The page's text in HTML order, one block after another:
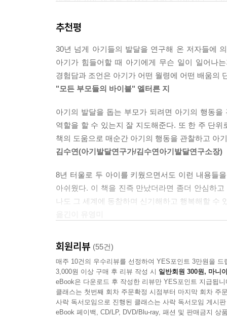
갈등이 생길 수도 있다. 돌에서 두 돌 사이에 많은
추천평
30년 넘게 아기들의 발달을 연구해 온 저자들에
아기가 힘들어할 때 아기에게 무슨 일이 일어나
경험담과 조언은 아기가 어떤 월령에 어떤 배움의
"모든 부모들의 바이블" 엘터른 지
아기의 발달을 돕는 부모가 되려면 아기의 행동
역할을 할 수 있는지 잘 지도해준다. 또 한 주 단
책의 도움으로 매순간 아기의 행동을 관찰하고 아
김수연(아기발달연구가/김수연아기발달연구소장)
8년 터울로 두 아이를 키웠으면서도 이런 내용들
아쉬웠다. 이 책을 진즉 만났더라면 좀더 안심하
나도 그 세계에 동참하며 신기해하고 행복해할 수
조언들은 아기를 이해하고 도와줄 수 있게 한
능력들을 습득하는 데 아기마다 차이가 있다는 점
*이 책의 중심 주제는 모든 아기가 생후 20개월
힘들어하는 것으로 예고된다. 한 가지 발달 단
구성되어 있는 이 책은 매 단계 첫 부분에 아기가
회원리뷰 (55건)
매주 10건의 우수리뷰를 선정하여 YES포인트 3만원을 드
3,000원 이상 구매 후 리뷰 작성 시 일반회원 300원, 마니
eBook은 다운로드 후 작성한 리뷰만 YES포인트 지급됩니
클래스는 첫번째 회차 주문확정 시점부터 마지막 회차 주
사락 독서모임으로 진행된 클래스는 사락 독서모임 게시
eBook 페이백, CD/LP, DVD/Blu-ray, 패션 및 판매금지 상